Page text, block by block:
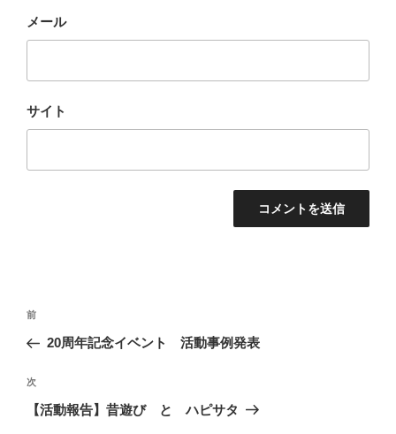
メール
サイト
投
ナ
ビ
ゲ
前
の
稿
前
20周年記念イベント 活動事例発表
次
の
次
【活動報告】昔遊び と ハピサタ